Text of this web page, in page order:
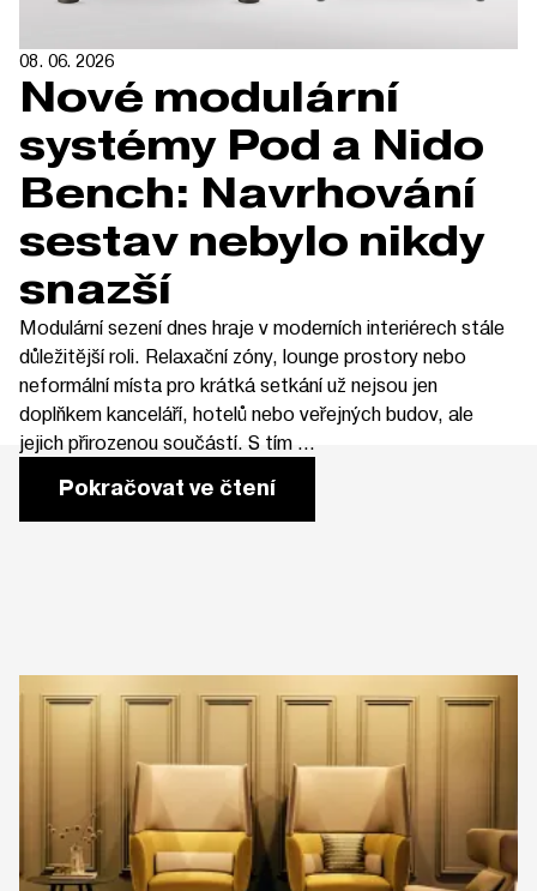
08. 06. 2026
Nové modulární
systémy Pod a Nido
Bench: Navrhování
sestav nebylo nikdy
snazší
Modulární sezení dnes hraje v moderních interiérech stále
důležitější roli. Relaxační zóny, lounge prostory nebo
neformální místa pro krátká setkání už nejsou jen
doplňkem kanceláří, hotelů nebo veřejných budov, ale
jejich přirozenou součástí. S tím ...
Pokračovat ve čtení